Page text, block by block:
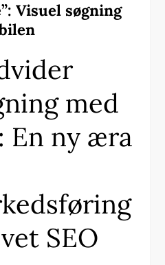
Visuel søgning
med
En ny æra
SEO